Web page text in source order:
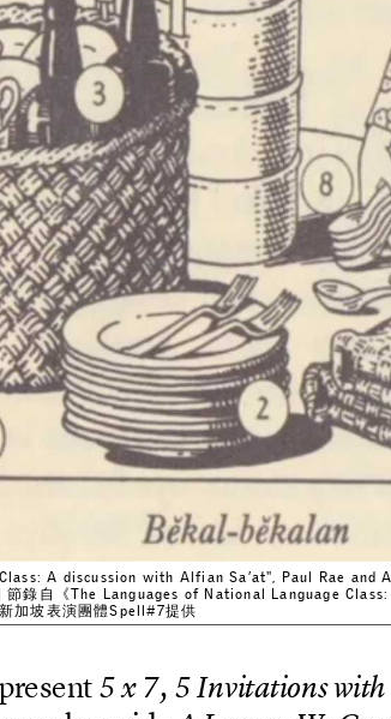
A discussion with Alfian Sa’at", Paul Rae and
錄自《The Languages of National Language
加坡表演團體Spell#7提供
present5x 7, 5Invitationswith